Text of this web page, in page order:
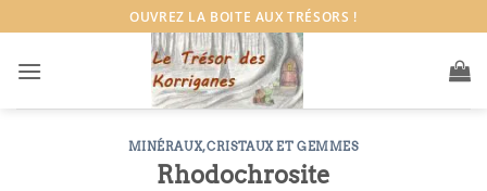
au
contenu
OUVREZ LA BOITE AUX TRÉSORS !
MINÉRAUX, CRISTAUX ET GEMMES
Rhodochrosite